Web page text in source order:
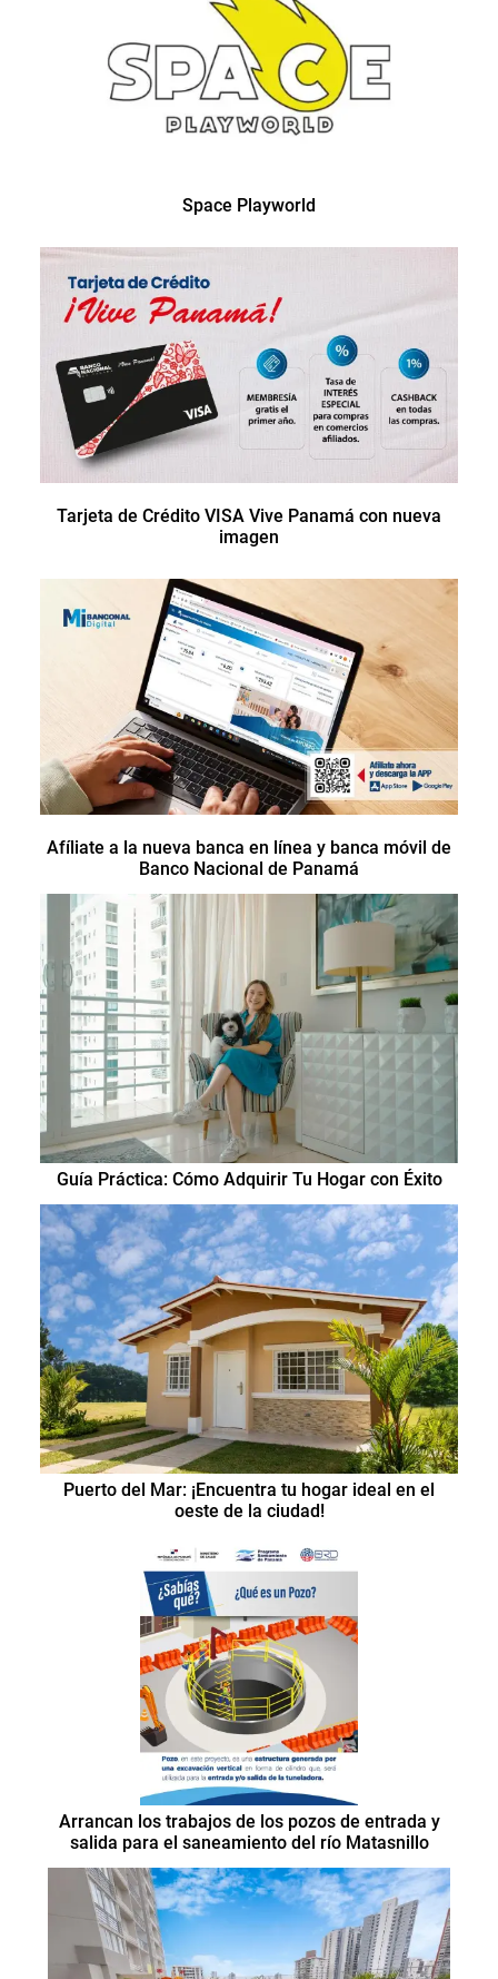
Space Playworld
Tarjeta de Crédito VISA Vive Panamá con nueva
imagen
Afíliate a la nueva banca en línea y banca móvil de
Banco Nacional de Panamá
Guía Práctica: Cómo Adquirir Tu Hogar con Éxito
Puerto del Mar: ¡Encuentra tu hogar ideal en el
oeste de la ciudad!
Arrancan los trabajos de los pozos de entrada y
salida para el saneamiento del río Matasnillo